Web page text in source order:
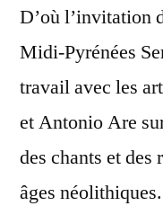
D’où l’invitation
Midi-Pyrénées
travail avec les
et Antonio Are
des chants et des
âges néolithiques.